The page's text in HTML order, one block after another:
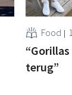
Food
terug”